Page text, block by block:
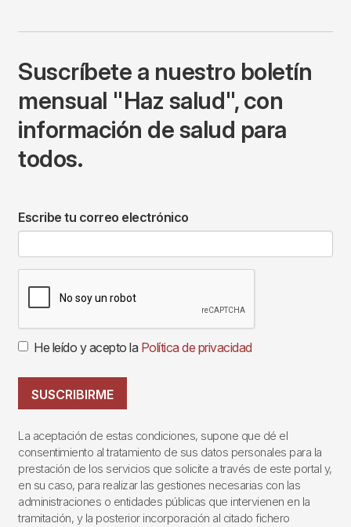
Suscríbete a nuestro boletín
mensual "Haz salud", con
información de salud para
todos.
Escribe tu correo electrónico
He leído y acepto la Política de privacidad
SUSCRIBIRME
La aceptación de estas condiciones, supone que dé el
consentimiento al tratamiento de sus datos personales para la
prestación de los servicios que solicite a través de este portal y,
en su caso, para realizar las gestiones necesarias con las
administraciones o entidades públicas que intervienen en la
tramitación, y la posterior incorporación al citado fichero